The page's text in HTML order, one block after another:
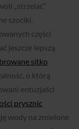
„strzelać”
szociki.
części
jeszcze lepszą
sitko
o którą
entuzjaści
prysznic
wody na zmielone